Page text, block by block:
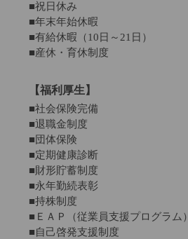
■祝日休み
■年末年始休暇
■有給休暇（10日～21日）
■産休・育休制度
【福利厚生】
■社会保険完備
■退職金制度
■団体保険
■定期健康診断
■財形貯蓄制度
■永年勤続表彰
■持株制度
■ＥＡＰ（従業員支援プログラム）
■自己啓発支援制度